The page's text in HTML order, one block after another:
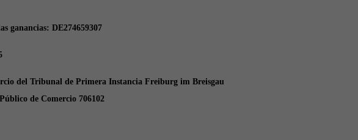
ganancias: DE274659307
del Tribunal de Primera Instancia Freiburg im Breisgau
de Comercio 706102